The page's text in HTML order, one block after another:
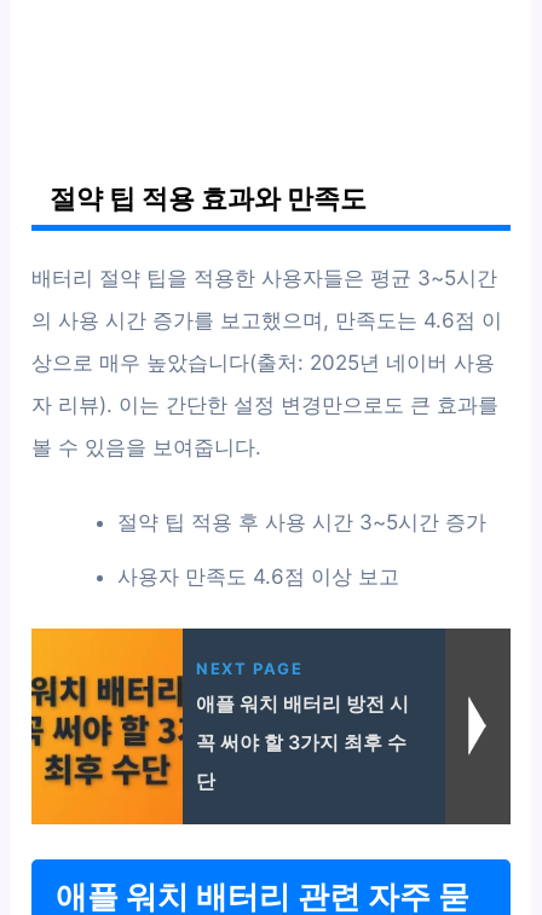
절약 팁 적용 효과와 만족도
배터리 절약 팁을 적용한 사용자들은 평균 3~5시간
의 사용 시간 증가를 보고했으며, 만족도는 4.6점 이
상으로 매우 높았습니다(출처: 2025년 네이버 사용
자 리뷰). 이는 간단한 설정 변경만으로도 큰 효과를
볼 수 있음을 보여줍니다.
절약 팁 적용 후 사용 시간 3~5시간 증가
사용자 만족도 4.6점 이상 보고
NEXT PAGE
애플 워치 배터리 방전 시
꼭 써야 할 3가지 최후 수
단
애플 워치 배터리 관련 자주 묻